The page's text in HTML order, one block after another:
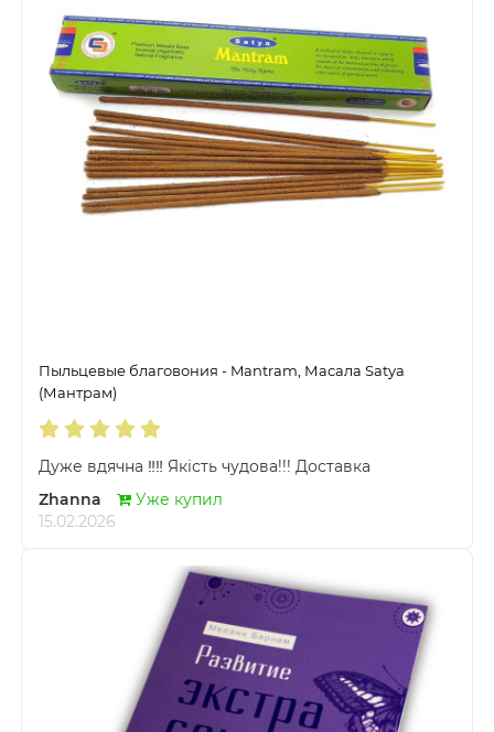
Пыльцевые благовония - Mantram, Масала Satya
(Мантрам)
Дуже вдячна ‼️‼️ Якість чудова!!! Доставка
Zhanna
Уже купил
15.02.2026